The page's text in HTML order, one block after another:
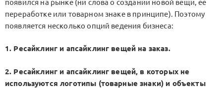
появился на рынке (ни слова о создании новой вещи, ее
переработке или товарном знаке в принципе). Поэтому
появляется несколько опций ведения бизнеса:
1. Ресайклинг и апсайклинг вещей на заказ.
2. Ресайклинг и апсайклинг вещей, в которых не
используются логотипы (товарные знаки) и объекты